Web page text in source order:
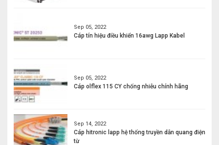
Sep 05, 2022
Cáp tín hiệu điều khiển 16awg Lapp Kabel
Sep 05, 2022
Cáp olflex 115 CY chống nhiễu chính hãng
Sep 14, 2022
Cáp hitronic lapp hệ thống truyền dẫn quang điện
từ